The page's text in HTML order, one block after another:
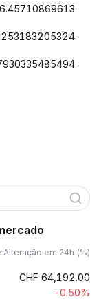
Alteração em 24h (%)
CHF 64,192.00
-0.50%